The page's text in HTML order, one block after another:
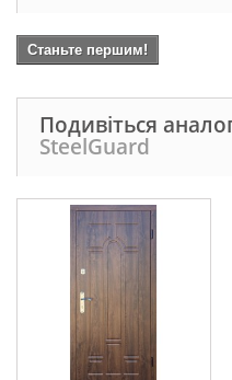
Станьте першим!
Подивіться
SteelGuard